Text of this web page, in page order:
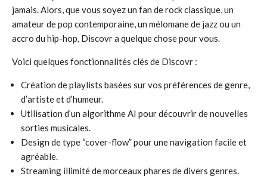
jamais. Alors, que vous soyez un fan de rock classique, un
amateur de pop contemporaine, un mélomane de jazz ou un
accro du hip-hop, Discovr a quelque chose pour vous.
Voici quelques fonctionnalités clés de Discovr :
Création de playlists basées sur vos préférences de genre,
d’artiste et d’humeur.
Utilisation d’un algorithme AI pour découvrir de nouvelles
sorties musicales.
Design de type “cover-flow” pour une navigation facile et
agréable.
Streaming illimité de morceaux phares de divers genres.